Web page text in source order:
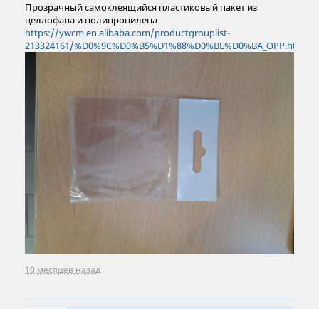
Прозрачный самоклеящийся пластиковый пакет из
целлофана и полипропилена
https://ywcm.en.alibaba.com/productgrouplist-
213324161/%D0%9C%D0%B5%D1%88%D0%BE%D0%BA_OPP.html
10 месяцев назад